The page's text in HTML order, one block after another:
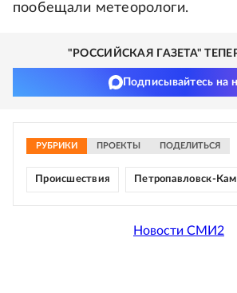
пообещали метеорологи.
"РОССИЙСКАЯ ГАЗЕТА"
Подписывайтесь на
РУБРИКИ ПРОЕКТЫ ПОДЕЛИТЬСЯ
Происшествия Петропавловск-
Новости СМИ2